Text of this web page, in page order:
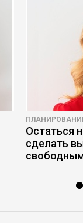
Остаться
сделать